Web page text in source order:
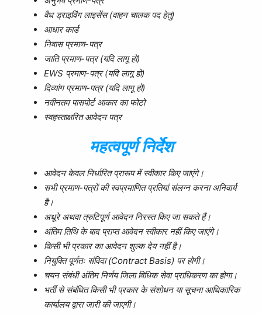
वैध ड्राइविंग लाइसेंस (वाहन चालक पद हेतु)
आधार कार्ड
निवास प्रमाण-पत्र
जाति प्रमाण-पत्र (यदि लागू हो)
EWS प्रमाण-पत्र (यदि लागू हो)
दिव्यांग प्रमाण-पत्र (यदि लागू हो)
नवीनतम पासपोर्ट आकार का फोटो
स्वहस्ताक्षरित आवेदन पत्र
महत्वपूर्ण निर्देश
आवेदन केवल निर्धारित प्रारूप में स्वीकार किए जाएंगे।
सभी प्रमाण-पत्रों की स्वप्रमाणित प्रतियां संलग्न करना अनिवार्य
है।
अधूरे अथवा त्रुटिपूर्ण आवेदन निरस्त किए जा सकते हैं।
अंतिम तिथि के बाद प्राप्त आवेदन स्वीकार नहीं किए जाएंगे।
किसी भी प्रकार का आवेदन शुल्क देय नहीं है।
नियुक्ति पूर्णतः संविदा (Contract Basis) पर होगी।
चयन संबंधी अंतिम निर्णय जिला विधिक सेवा प्राधिकरण का होगा।
भर्ती से संबंधित किसी भी प्रकार के संशोधन या सूचना आधिकारिक
कार्यालय द्वारा जारी की जाएगी।